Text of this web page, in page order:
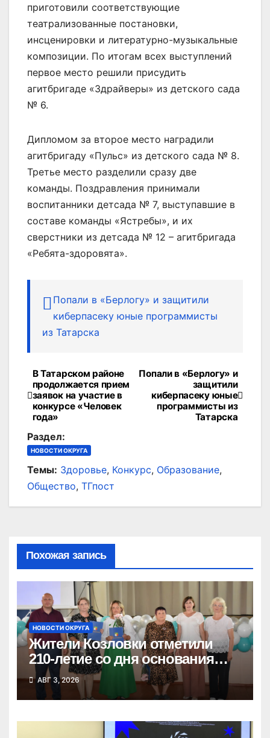
приготовили соответствующие
театрализованные постановки,
инсценировки и литературно-музыкальные
композиции. По итогам всех выступлений
первое место решили присудить
агитбригаде «Здрайверы» из детского сада
№ 6.
Дипломом за второе место наградили
агитбригаду «Пульс» из детского сада № 8.
Третье место разделили сразу две
команды. Поздравления принимали
воспитанники детсада № 7, выступавшие в
составе команды «Ястребы», и их
сверстники из детсада № 12 – агитбригада
«Ребята-здоровята».
Попали в «Берлогу» и защитили
киберпасеку юные программисты
из Татарска
Навигация
по
записям
Попали в «Берлогу» и
защитили
киберпасеку юные
программисты из
Татарска
В Татарском районе
продолжается прием
заявок на участие в
конкурсе «Человек
года»
Раздел:
НОВОСТИ ОКРУГА
Темы: Здоровье, Конкурс, Образование,
Общество, ТГпост
Похожая запись
НОВОСТИ ОКРУГА
Жители Козловки отметили
210-летие со дня основания
села
АВГ 3, 2026